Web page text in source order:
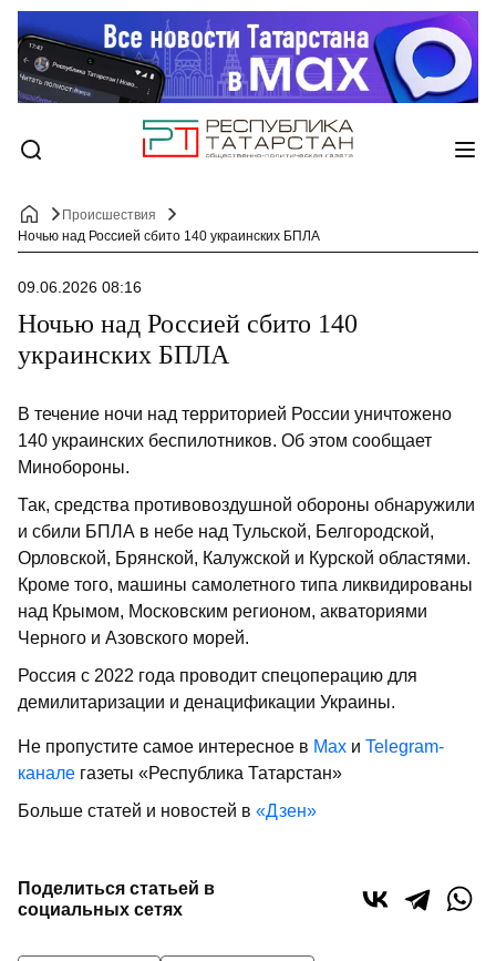
Происшествия
Ночью над Россией сбито 140 украинских БПЛА
09.06.2026 08:16
Ночью над Россией сбито 140
украинских БПЛА
В течение ночи над территорией России уничтожено
140 украинских беспилотников. Об этом сообщает
Минобороны.
Так, средства противовоздушной обороны обнаружили
и сбили БПЛА в небе над Тульской, Белгородской,
Орловской, Брянской, Калужской и Курской областями.
Кроме того, машины самолетного типа ликвидированы
над Крымом, Московским регионом, акваториями
Черного и Азовского морей.
Россия с 2022 года проводит спецоперацию для
демилитаризации и денацификации Украины.
Не пропустите самое интересное в Max и Telegram-
канале газеты «Республика Татарстан»
Больше статей и новостей в «Дзен»
Поделиться статьей в
социальных сетях